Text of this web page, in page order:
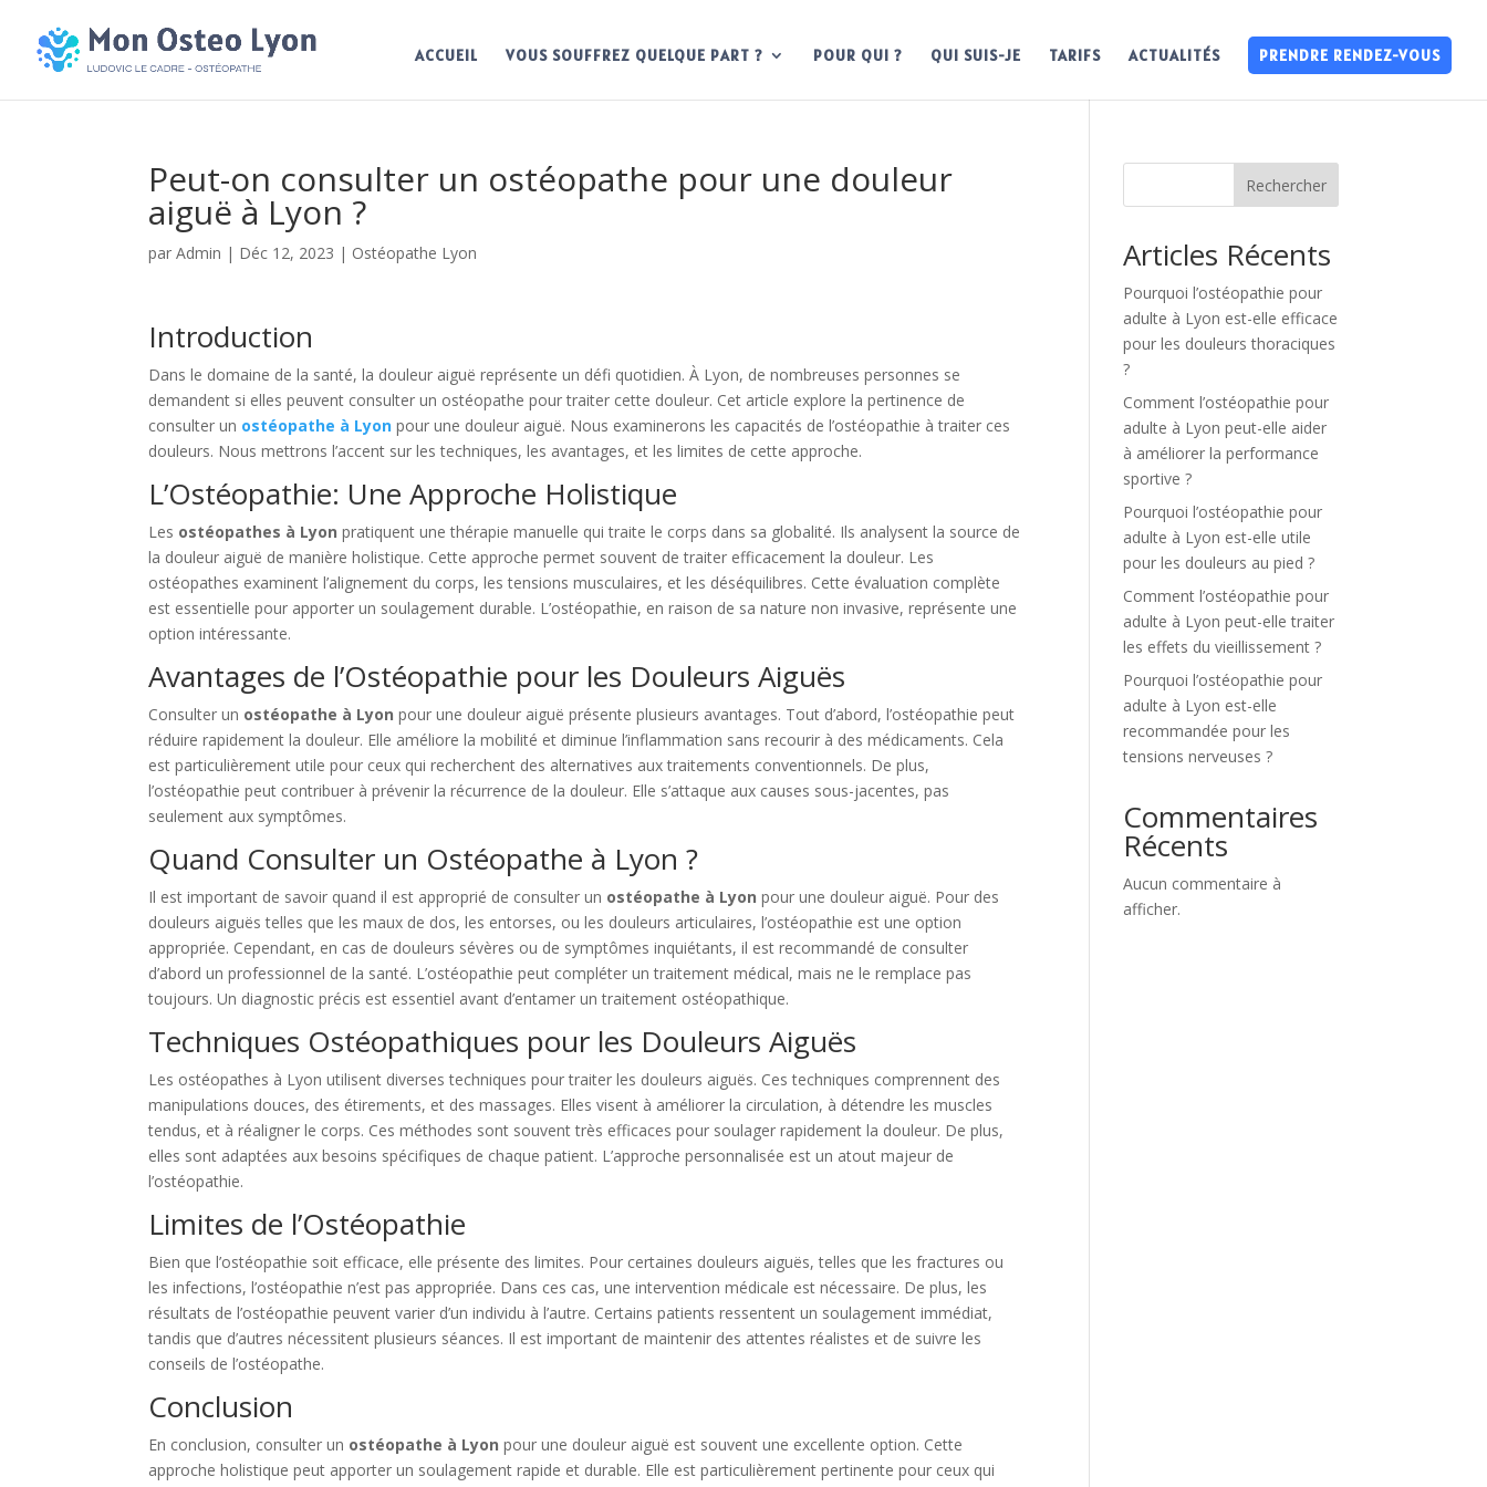
ACCUEIL VOUS SOUFFREZ QUELQUE PART ? POUR QUI ? QUI SUIS-JE TARIFS ACTUALITÉS PRENDRE RENDEZ-VOUS
Peut-on consulter un ostéopathe pour une douleur
aiguë à Lyon ?
parAdmin | Déc 12, 2023 | Ostéopathe Lyon
Introduction
Dans le domaine de la santé, la douleur aiguë représente un défi quotidien. À Lyon, de nombreuses personnes se
demandent si elles peuvent consulter un ostéopathe pour traiter cette douleur. Cet article explore la pertinence de
consulter un ostéopathe à Lyonpour une douleur aiguë. Nous examinerons les capacités de l’ostéopathie à traiter ces
douleurs. Nous mettrons l’accent sur les techniques, les avantages, et les limites de cette approche.
L’Ostéopathie: Une Approche Holistique
Les ostéopathes à Lyon pratiquent une thérapie manuelle qui traite le corps dans sa globalité. Ils analysent la source de
la douleur aiguë de manière holistique. Cette approche permet souvent de traiter efficacement la douleur. Les
ostéopathes examinent l’alignement du corps, les tensions musculaires, et les déséquilibres. Cette évaluation complète
est essentielle pour apporter un soulagement durable. L’ostéopathie, en raison de sa nature non invasive, représente une
option intéressante.
Avantages de l’Ostéopathie pour les Douleurs Aiguës
Consulter un ostéopathe à Lyon pour une douleur aiguë présente plusieurs avantages. Tout d’abord, l’ostéopathie peut
réduire rapidement la douleur. Elle améliore la mobilité et diminue l’inflammation sans recourir à des médicaments. Cela
est particulièrement utile pour ceux qui recherchent des alternatives aux traitements conventionnels. De plus,
l’ostéopathie peut contribuer à prévenir la récurrence de la douleur. Elle s’attaque aux causes sous-jacentes, pas
seulement aux symptômes.
Quand Consulter un Ostéopathe à Lyon ?
Il est important de savoir quand il est approprié de consulter un ostéopathe à Lyon pour une douleur aiguë. Pour des
douleurs aiguës telles que les maux de dos, les entorses, ou les douleurs articulaires, l’ostéopathie est une option
appropriée. Cependant, en cas de douleurs sévères ou de symptômes inquiétants, il est recommandé de consulter
d’abord un professionnel de la santé. L’ostéopathie peut compléter un traitement médical, mais ne le remplace pas
toujours. Un diagnostic précis est essentiel avant d’entamer un traitement ostéopathique.
Techniques Ostéopathiques pour les Douleurs Aiguës
Les ostéopathes à Lyon utilisent diverses techniques pour traiter les douleurs aiguës. Ces techniques comprennent des
manipulations douces, des étirements, et des massages. Elles visent à améliorer la circulation, à détendre les muscles
tendus, et à réaligner le corps. Ces méthodes sont souvent très efficaces pour soulager rapidement la douleur. De plus,
elles sont adaptées aux besoins spécifiques de chaque patient. L’approche personnalisée est un atout majeur de
l’ostéopathie.
Limites de l’Ostéopathie
Bien que l’ostéopathie soit efficace, elle présente des limites. Pour certaines douleurs aiguës, telles que les fractures ou
les infections, l’ostéopathie n’est pas appropriée. Dans ces cas, une intervention médicale est nécessaire. De plus, les
résultats de l’ostéopathie peuvent varier d’un individu à l’autre. Certains patients ressentent un soulagement immédiat,
tandis que d’autres nécessitent plusieurs séances. Il est important de maintenir des attentes réalistes et de suivre les
conseils de l’ostéopathe.
Conclusion
En conclusion, consulter un ostéopathe à Lyon pour une douleur aiguë est souvent une excellente option. Cette
approche holistique peut apporter un soulagement rapide et durable. Elle est particulièrement pertinente pour ceux qui
Rechercher
Articles Récents
Pourquoi l’ostéopathie pour
adulte à Lyon est-elle efficace
pour les douleurs thoraciques
?
Comment l’ostéopathie pour
adulte à Lyon peut-elle aider
à améliorer la performance
sportive ?
Pourquoi l’ostéopathie pour
adulte à Lyon est-elle utile
pour les douleurs au pied ?
Comment l’ostéopathie pour
adulte à Lyon peut-elle traiter
les effets du vieillissement ?
Pourquoi l’ostéopathie pour
adulte à Lyon est-elle
recommandée pour les
tensions nerveuses ?
Commentaires
Récents
Aucun commentaire à
afficher.